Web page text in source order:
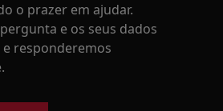
o prazer em ajudar.
e os seus dados
responderemos